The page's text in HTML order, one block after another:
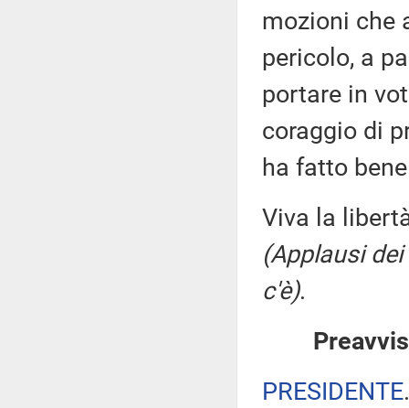
mozioni che
pericolo, a
portare in
coraggio di
ha fatto
Viva la
(Applausi
c'è).
PRESIDENTE